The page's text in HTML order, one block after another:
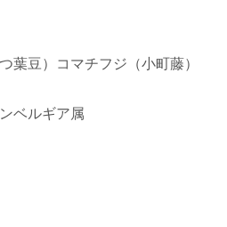
葉豆）コマチフジ（小町藤）
ベルギア属